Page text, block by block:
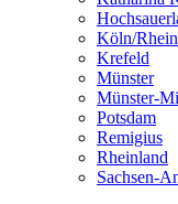
Köln/
Krefeld
Münster
Münster-
Potsdam
Remigius
Rheinland
Sachsen-